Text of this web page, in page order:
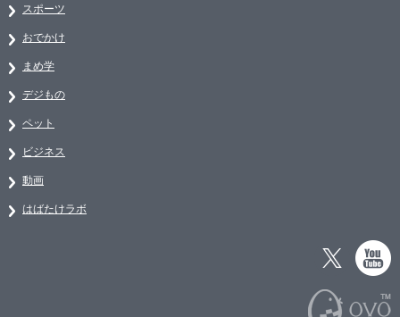
スポーツ
おでかけ
まめ学
デジもの
ペット
ビジネス
動画
はばたけラボ